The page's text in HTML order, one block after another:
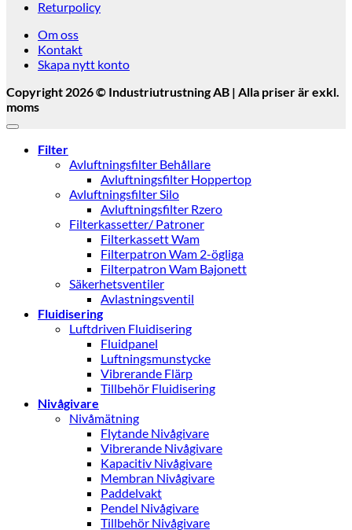
Returpolicy
Om oss
Kontakt
Skapa nytt konto
Copyright 2026 © Industriutrustning AB | Alla priser är exkl.
moms
Filter
Avluftningsfilter Behållare
Avluftningsfilter Hoppertop
Avluftningsfilter Silo
Avluftningsfilter Rzero
Filterkassetter/ Patroner
Filterkassett Wam
Filterpatron Wam 2-ögliga
Filterpatron Wam Bajonett
Säkerhetsventiler
Avlastningsventil
Fluidisering
Luftdriven Fluidisering
Fluidpanel
Luftningsmunstycke
Vibrerande Flärp
Tillbehör Fluidisering
Nivågivare
Nivåmätning
Flytande Nivågivare
Vibrerande Nivågivare
Kapacitiv Nivågivare
Membran Nivågivare
Paddelvakt
Pendel Nivågivare
Tillbehör Nivågivare